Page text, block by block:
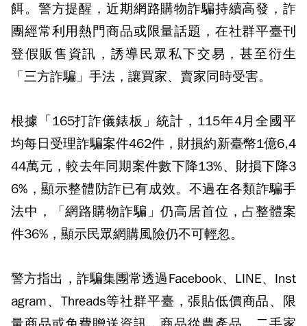
餌。警方提醒，近期網路購物詐騙持續高發，詐
團經常利用熱門商品或限量話題，在社群平臺刊
登假販售資訊，誘導民眾私下交易，甚至衍生
「三方詐騙」手法，讓買家、賣家同時受害。
根據「165打詐儀錶板」統計，115年4月全國平
均每日受理詐騙案件462件，財損約新臺幣1億6,4
44萬元，較去年同期案件數下降13%、財損下降3
6%，顯示整體防詐已有成效。不過在各類詐騙手
法中，「網路購物詐騙」仍高居首位，占整體案
件36%，顯示民眾網購風險仍不可輕忽。
警方指出，詐騙集團常透過Facebook、LINE、Inst
agram、Threads等社群平臺，張貼低價商品、限